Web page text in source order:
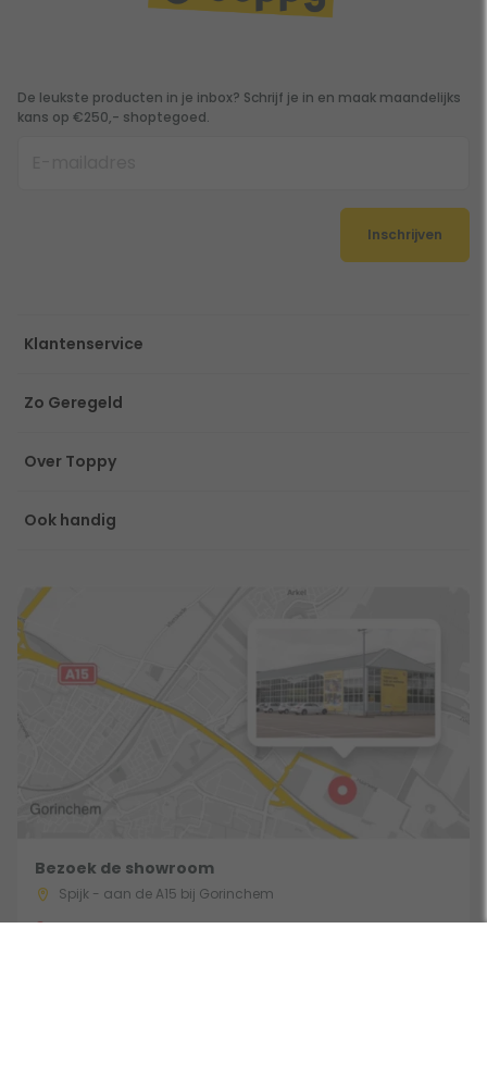
De leukste producten in je inbox? Schrijf je in en maak maandelijks
kans op €250,- shoptegoed.
Inschrijven
Klantenservice
Zo Geregeld
Over Toppy
Ook handig
Bezoek de showroom
Spijk - aan de A15 bij Gorinchem